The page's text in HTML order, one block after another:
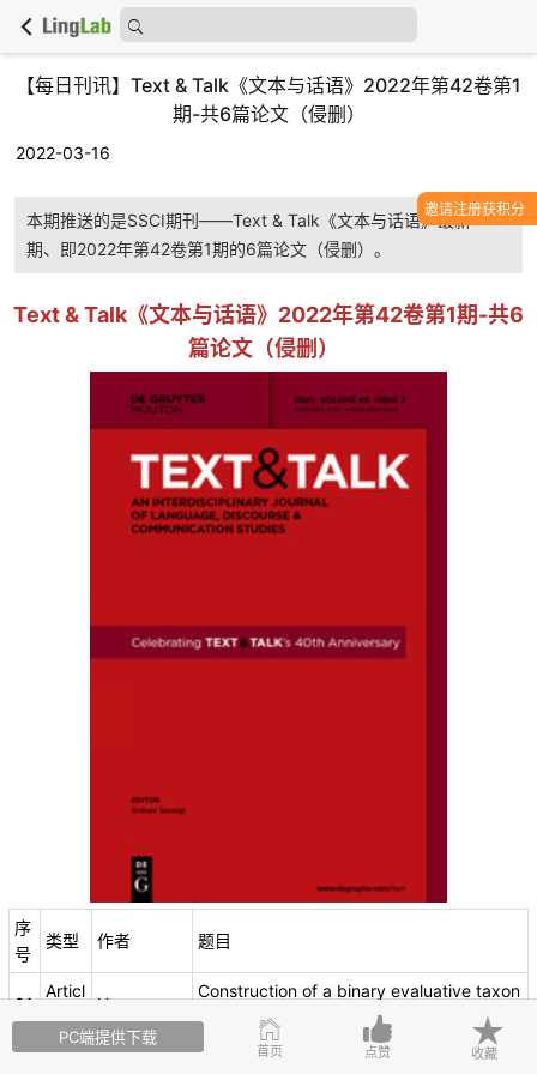
【每日刊讯】Text & Talk《文本与话语》2022年第42卷第1
期-共6篇论文（侵删）
2022-03-16
本期推送的是SSCI期刊——Text & Talk《文本与话语》最新一
期、即2022年第42卷第1期的6篇论文（侵删）。
Text & Talk《文本与话语》2022年第42卷第1期-共6
篇论文（侵删）
序
号
类型 作者 题目
01
Articl
e
Hauser
Construction of a binary evaluative taxon
omy within a story
Deployment of I don’t know and wakann
邀请注册获积分
PC端提供下载
首页 点赞 收藏